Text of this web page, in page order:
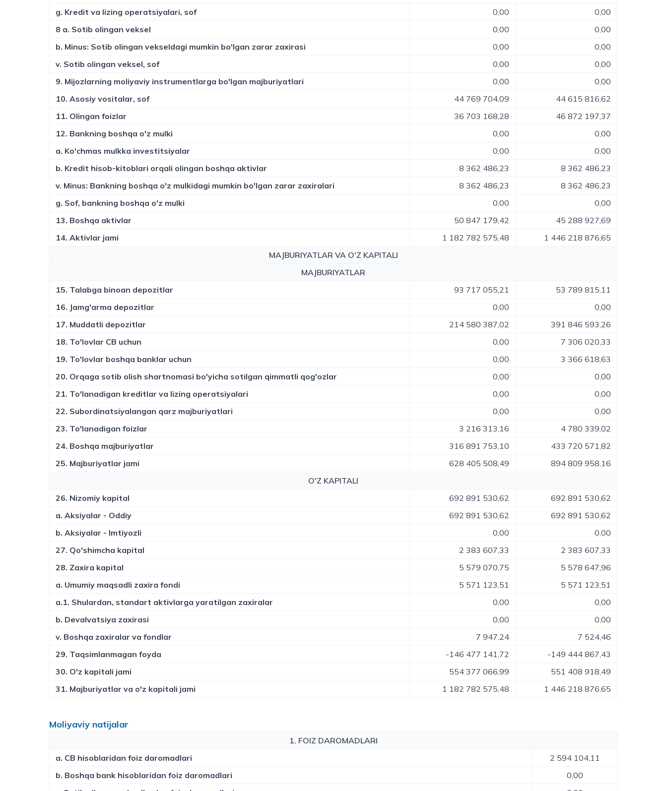
g. Kredit va lizing operatsiyalari, sof
0,00
0,00
8 a. Sotib olingan veksel
0,00
0,00
b. Minus: Sotib olingan vekseldagi mumkin bo'lgan zarar zaxirasi
0,00
0,00
v. Sotib olingan veksel, sof
0,00
0,00
9. Mijozlarning moliyaviy instrumentlarga bo'lgan majburiyatlari
0,00
0,00
10. Asosiy vositalar, sof
44 769 704,09
44 615 816,62
11. Olingan foizlar
36 703 168,28
46 872 197,37
12. Bankning boshqa o'z mulki
0,00
0,00
a. Ko'chmas mulkka investitsiyalar
0,00
0,00
b. Kredit hisob-kitoblari orqali olingan boshqa aktivlar
8 362 486,23
8 362 486,23
v. Minus: Bankning boshqa o'z mulkidagi mumkin bo'lgan zarar zaxiralari
8 362 486,23
8 362 486,23
g. Sof, bankning boshqa o'z mulki
0,00
0,00
13. Boshqa aktivlar
50 847 179,42
45 288 927,69
14. Aktivlar jami
1 182 782 575,48
1 446 218 876,65
MAJBURIYATLAR VA O'Z KAPITALI
MAJBURIYATLAR
15. Talabga binoan depozitlar
93 717 055,21
53 789 815,11
16. Jamg'arma depozitlar
0,00
0,00
17. Muddatli depozitlar
214 580 387,02
391 846 593,26
18. To'lovlar CB uchun
0,00
7 306 020,33
19. To'lovlar boshqa banklar uchun
0,00
3 366 618,63
20. Orqaga sotib olish shartnomasi bo'yicha sotilgan qimmatli qog'ozlar
0,00
0,00
21. To'lanadigan kreditlar va lizing operatsiyalari
0,00
0,00
22. Subordinatsiyalangan qarz majburiyatlari
0,00
0,00
23. To'lanadigan foizlar
3 216 313,16
4 780 339,02
24. Boshqa majburiyatlar
316 891 753,10
433 720 571,82
25. Majburiyatlar jami
628 405 508,49
894 809 958,16
O'Z KAPITALI
26. Nizomiy kapital
692 891 530,62
692 891 530,62
a. Aksiyalar - Oddiy
692 891 530,62
692 891 530,62
b. Aksiyalar - Imtiyozli
0,00
0,00
27. Qo'shimcha kapital
2 383 607,33
2 383 607,33
28. Zaxira kapital
5 579 070,75
5 578 647,96
a. Umumiy maqsadli zaxira fondi
5 571 123,51
5 571 123,51
a.1. Shulardan, standart aktivlarga yaratilgan zaxiralar
0,00
0,00
b. Devalvatsiya zaxirasi
0,00
0,00
v. Boshqa zaxiralar va fondlar
7 947,24
7 524,46
29. Taqsimlanmagan foyda
-146 477 141,72
-149 444 867,43
30. O'z kapitali jami
554 377 066,99
551 408 918,49
31. Majburiyatlar va o'z kapitali jami
1 182 782 575,48 1 446 218 876,65
Moliyaviy natijalar
1. FOIZ DAROMADLARI
a. CB hisoblaridan foiz daromadlari
2 594 104,11
b. Boshqa bank hisoblaridan foiz daromadlari
0,00